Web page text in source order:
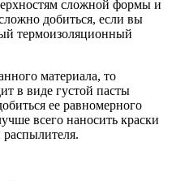
сложной формы и
добиться, если вы
термоизоляционный
материала, то
в виде густой пасты
ее равномерного
всего наносить краски